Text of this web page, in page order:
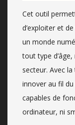
Cet outil
d’exploiter et
un monde
tout type
secteur. Avec
innover au fil
capables de
ordinateur, ni